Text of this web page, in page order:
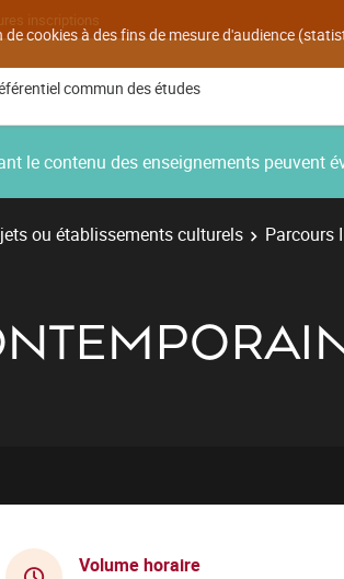
cookies à des fins de mesure d'audience
inscriptions
commun des études
le contenu des enseignements peuvent
ou établissements culturels
Parcours
Volume horaire